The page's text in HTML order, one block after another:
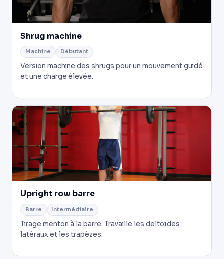
Shrug machine
Machine Débutant
Version machine des shrugs pour un mouvement guidé
et une charge élevée.
Upright row barre
Barre Intermédiaire
Tirage menton à la barre. Travaille les deltoïdes
latéraux et les trapèzes.